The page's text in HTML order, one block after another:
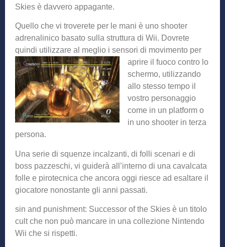
Skies è davvero appagante.
Quello che vi troverete per le mani è uno shooter
adrenalinico basato sulla struttura di Wii. Dovrete
quindi utilizzare al meglio i sensori di movimento per
aprire il fuoco contro lo
schermo, utilizzando
allo stesso tempo il
vostro personaggio
come in un platform o
in uno shooter in terza
persona.
Una serie di squenze incalzanti, di folli scenari e di
boss pazzeschi, vi guiderà all’interno di una cavalcata
folle e pirotecnica che ancora oggi riesce ad esaltare il
giocatore nonostante gli anni passati.
sin and punishment: Successor of the Skies è un titolo
cult che non può mancare in una collezione Nintendo
Wii che si rispetti.